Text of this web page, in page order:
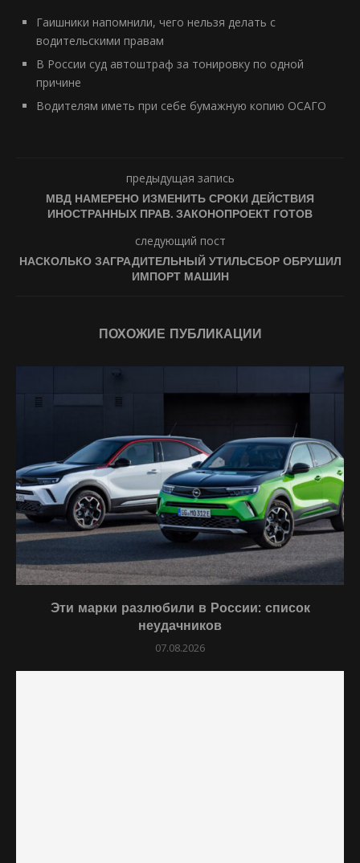
Гаишники напомнили, чего нельзя делать с
водительскими правам
В России суд автоштраф за тонировку по одной
причине
Водителям иметь при себе бумажную копию ОСАГО
предыдущая запись
МВД НАМЕРЕНО ИЗМЕНИТЬ СРОКИ ДЕЙСТВИЯ
ИНОСТРАННЫХ ПРАВ. ЗАКОНОПРОЕКТ ГОТОВ
следующий пост
НАСКОЛЬКО ЗАГРАДИТЕЛЬНЫЙ УТИЛЬСБОР ОБРУШИЛ
ИМПОРТ МАШИН
ПОХОЖИЕ ПУБЛИКАЦИИ
Эти марки разлюбили в России: список
неудачников
07.08.2026